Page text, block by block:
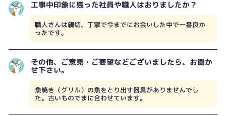
工事中印象に残った社員や職人はおりましたか？
職人さんは親切、丁寧で今までにお会いした中で一番良か
ったです。
その他、ご意見・ご要望などございましたら、お聞か
せ下さい。
魚焼き（グリル）の魚をとり出す器具がありませんでし
た。古いものでまに合わせています。